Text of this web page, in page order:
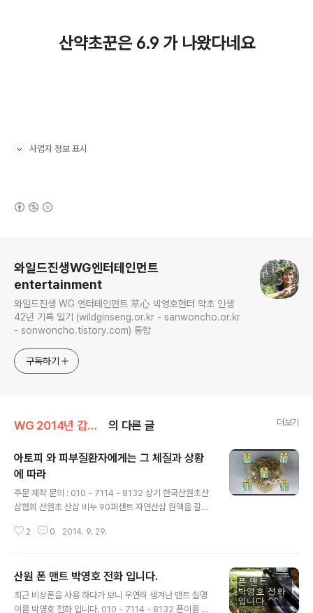
산약초꾼은 6.9 가 나왔다네요
사업자 정보 표시
와일드진생WG엔터테인먼트
entertainment
와일드진생 WG 엔터테인먼트 草心 박영호헌터 약초 인생
42년 기록 일기 (wildginseng.or.kr - sanwoncho.or.kr
- sonwoncho.tistory.com) 통합
구독하기
WG 2014년 갑오년 기록 의 다른 글 더보기
아토피 와 피부질환자에게는 그 체질과 상황
에 따라
주문 제작 문의 : 010 - 7114 - 8132 상기 한국산원초산
삼협회 산원초 산삼 비누 90퍼샌트 자연산삼 원액을 갈아
해 제작된 치유비누 입니다. 하여 대기업이나 판매를 위한
만 아토피와 피부질한 자에게는 그 효능이 확인 되었고. 꼭
필요한 분에게만 주문 제작 하여 드립니다. 산원초 산삼비
누 에는 자연산삼 1뿌리가 다 들어 간 제품이고. 그 보증 과
2 0 2014. 9. 29.
산원 폰 맨트 박영호 전화 입니다.
최근 비상폰을 사용 하다가 보니 우연히 생겨난 맨트 실명
이름 박영호 전화 입니다. 010 - 7114 - 8132 폰이름 저